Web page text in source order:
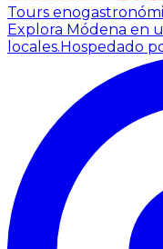
Tours
Explora Módena en
locales. Hospedado